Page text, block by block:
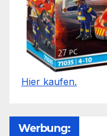
Hier kaufen.
Werbung: